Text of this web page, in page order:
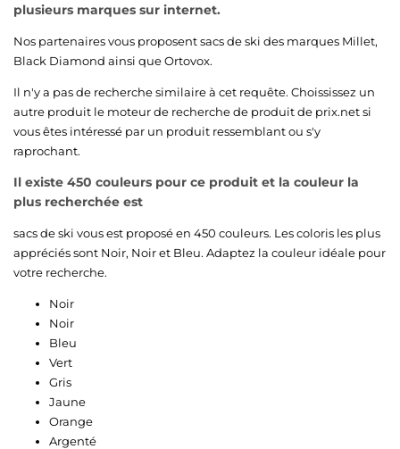
plusieurs marques sur internet.
Nos partenaires vous proposent sacs de ski des marques Millet,
Black Diamond ainsi queOrtovox.
Il n'y a pas de recherche similaire à cet requête. Choississez un
autre produit le moteur de recherche de produit de prix.net si
vous êtes intéressé par un produit ressemblant ou s'y
raprochant.
Il existe 450 couleurs pour ce produit et la couleur la
plus recherchée est
sacs de ski vous est proposé en 450 couleurs. Les coloris les plus
appréciés sont Noir, Noiret Bleu. Adaptez la couleur idéale pour
votre recherche.
Noir
Noir
Bleu
Vert
Gris
Jaune
Orange
Argenté